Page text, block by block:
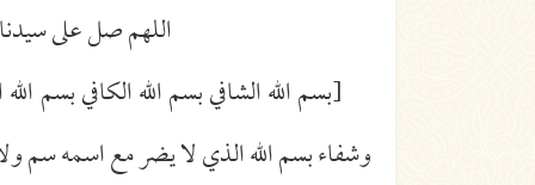
اللهم صل على
[بسم الله الشافي بسم الله الكافي بسم
وشفاء بسم الله الذي لا يضر مع اسمه سم